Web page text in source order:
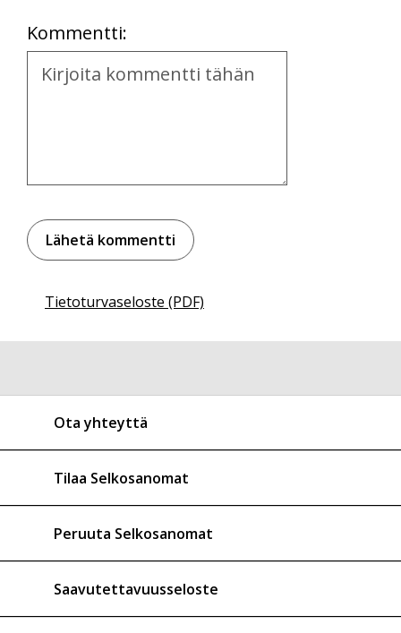
Kommentti:
Kommentti
Tietoturvaseloste (PDF)
Ota yhteyttä
Tilaa Selkosanomat
Peruuta Selkosanomat
Saavutettavuusseloste